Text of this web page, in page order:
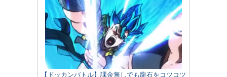
【ドッカンバトル】課金無しでも龍石をコツコツ